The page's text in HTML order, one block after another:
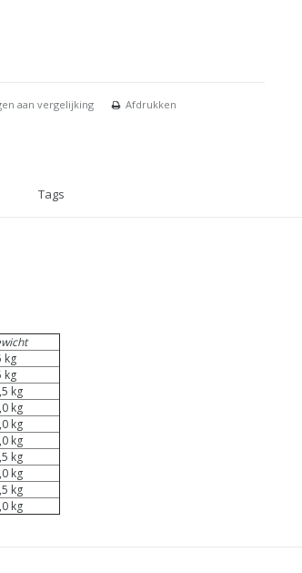
aan vergelijking Afdrukken
Tags
kg
kg
kg
kg
kg
kg
kg
kg
kg
kg